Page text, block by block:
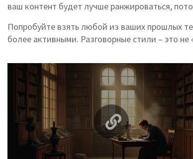
ваш контент будет лучше ранжироваться,
Попробуйте взять любой из ваших прошлых
более активными. Разговорные стили – это